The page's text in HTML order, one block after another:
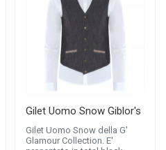
Gilet Uomo Snow Giblor's
Gilet Uomo Snow della G'
Glamour Collection. E'